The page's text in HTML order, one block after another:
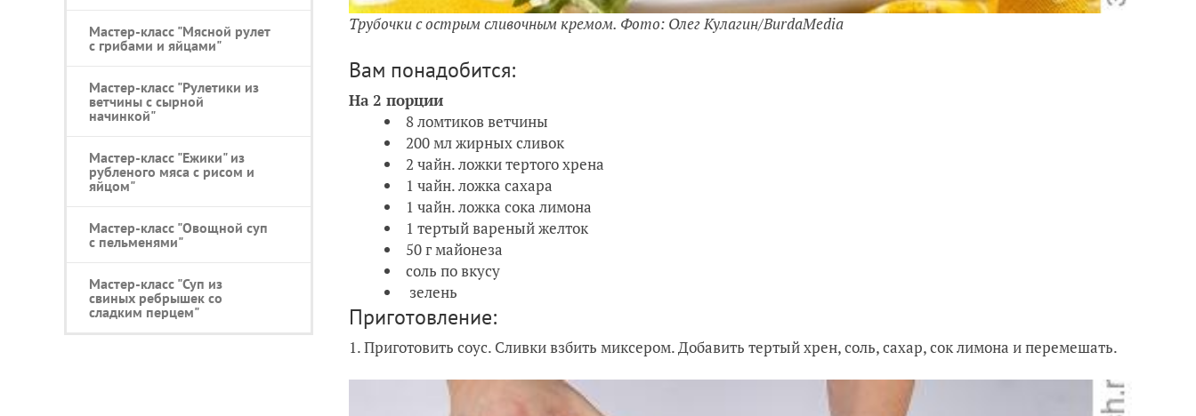
Мастер-класс "Мясной рулет
с грибами и яйцами"
Мастер-класс "Рулетики из
ветчины с сырной
начинкой"
Мастер-класс "Ежики" из
рубленого мяса с рисом и
яйцом"
Мастер-класс "Овощной суп
с пельменями"
Мастер-класс "Суп из
свиных ребрышек со
сладким перцем"
Трубочки с острым сливочным кремом. Фото: Олег Кулагин/BurdaMedia
Вам понадобится:
На 2 порции
8 ломтиков ветчины
200 мл жирных сливок
2 чайн. ложки тертого хрена
1 чайн. ложка сахара
1 чайн. ложка сока лимона
1 тертый вареный желток
50 г майонеза
соль по вкусу
зелень
Приготовление:
1. Приготовить соус. Сливки взбить миксером. Добавить тертый хрен, соль, сахар, сок лимона и перемешать.